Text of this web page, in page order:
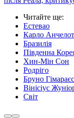
Читайте ще:
Естевао
Карло
Бразилія
Південна
Хин-Мін Сон
Родріго
Бруно Гімараєс
Вінісіус
Світ